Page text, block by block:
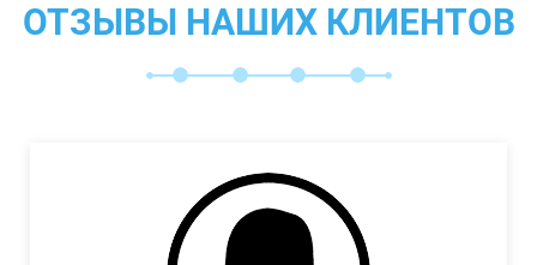
ОТЗЫВЫ НАШИХ КЛИЕНТОВ